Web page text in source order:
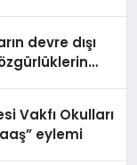
devre dışı
Vakfı Okulları
eylemi